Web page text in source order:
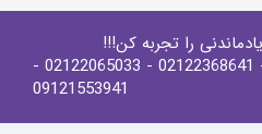
را تجربه کن!!!
-
- 02122065033
-
09121553941